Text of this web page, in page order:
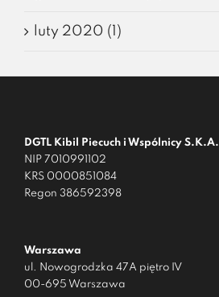
luty 2020 (1)
DGTL Kibil Piecuch i Wspólnicy S.K.A.
NIP 7010991102
KRS 0000851084
Regon 386592398
Warszawa
ul. Nowogrodzka 47A piętro IV
00-695 Warszawa